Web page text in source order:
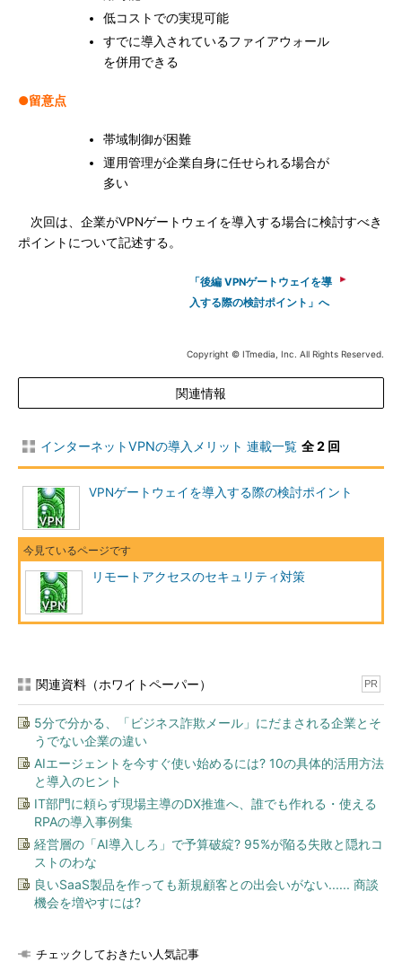
低コストでの実現可能
すでに導入されているファイアウォール
を併用できる
●留意点
帯域制御が困難
運用管理が企業自身に任せられる場合が
多い
次回は、企業がVPNゲートウェイを導入する場合に検討すべき
ポイントについて記述する。
「後編 VPNゲートウェイを導
入する際の検討ポイント」へ
Copyright © ITmedia, Inc. All Rights Reserved.
関連情報
インターネットVPNの導入メリット 連載一覧 全 2 回
VPNゲートウェイを導入する際の検討ポイント
リモートアクセスのセキュリティ対策
関連資料（ホワイトペーパー） PR
5分で分かる、「ビジネス詐欺メール」にだまされる企業とそ
うでない企業の違い
AIエージェントを今すぐ使い始めるには? 10の具体的活用方法
と導入のヒント
IT部門に頼らず現場主導のDX推進へ、誰でも作れる・使える
RPAの導入事例集
経営層の「AI導入しろ」で予算破綻? 95%が陥る失敗と隠れコ
ストのわな
良いSaaS製品を作っても新規顧客との出会いがない...... 商談
機会を増やすには?
チェックしておきたい人気記事